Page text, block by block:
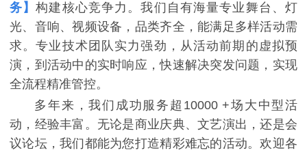
务】构建核心竞争力。我们自有海量专业舞台、灯
光、音响、视频设备，品类齐全，能满足多样活动需
求。专业技术团队实力强劲，从活动前期的虚拟预
演，到活动中的实时响应，快速解决突发问题，实现
全流程精准管控。
多年来，我们成功服务超10000 +场大中型活
动，经验丰富。无论是商业庆典、文艺演出，还是会
议论坛，我们都能为您打造精彩难忘的活动。欢迎各